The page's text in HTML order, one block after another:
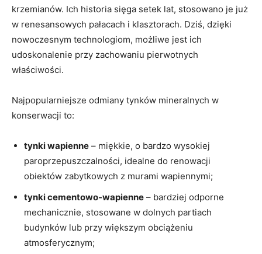
krzemianów. Ich historia sięga setek lat, stosowano je już
w renesansowych pałacach i klasztorach. Dziś, dzięki
nowoczesnym technologiom, możliwe jest ich
udoskonalenie przy zachowaniu pierwotnych
właściwości.
Najpopularniejsze odmiany tynków mineralnych w
konserwacji to:
tynki wapienne – miękkie, o bardzo wysokiej
paroprzepuszczalności, idealne do renowacji
obiektów zabytkowych z murami wapiennymi;
tynki cementowo-wapienne – bardziej odporne
mechanicznie, stosowane w dolnych partiach
budynków lub przy większym obciążeniu
atmosferycznym;